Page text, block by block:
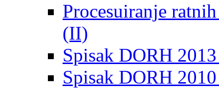
Procesuiranje
(II)
Spisak DORH
Spisak DORH